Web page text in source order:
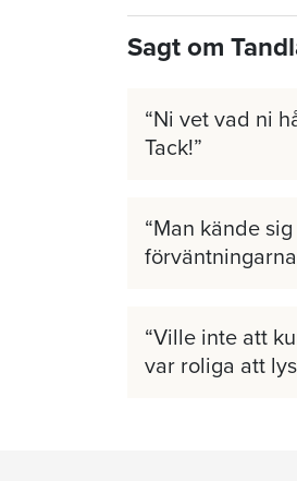
Sagt om
Ni vet vad ni
Tack!
Man kände
Ville inte att
var roliga att